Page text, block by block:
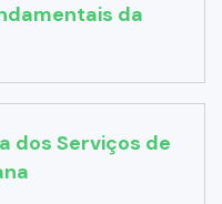
da
dos Serviços de